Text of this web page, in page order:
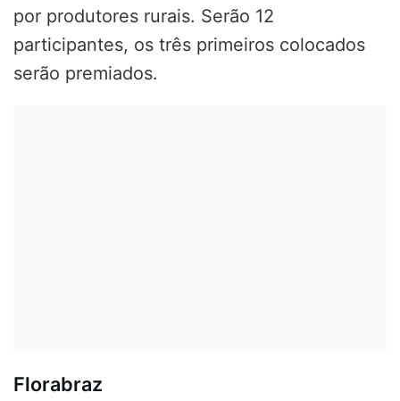
por produtores rurais. Serão 12
participantes, os três primeiros colocados
serão premiados.
Florabraz